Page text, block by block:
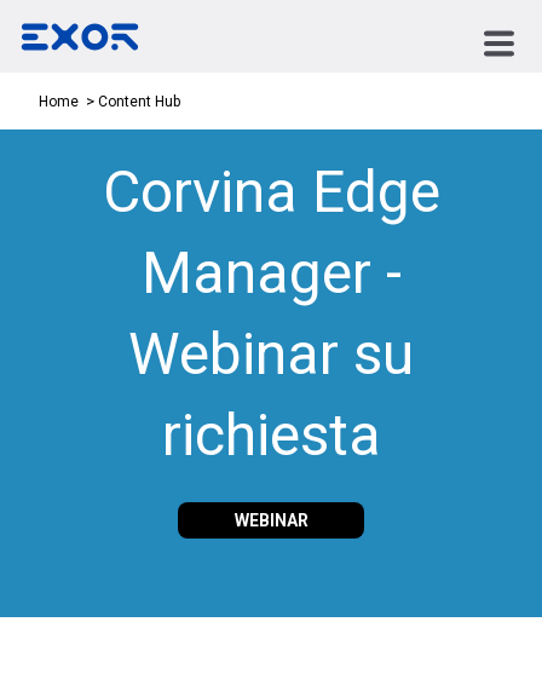
Home Content Hub
Corvina Edge
Manager -
Webinar su
richiesta
WEBINAR